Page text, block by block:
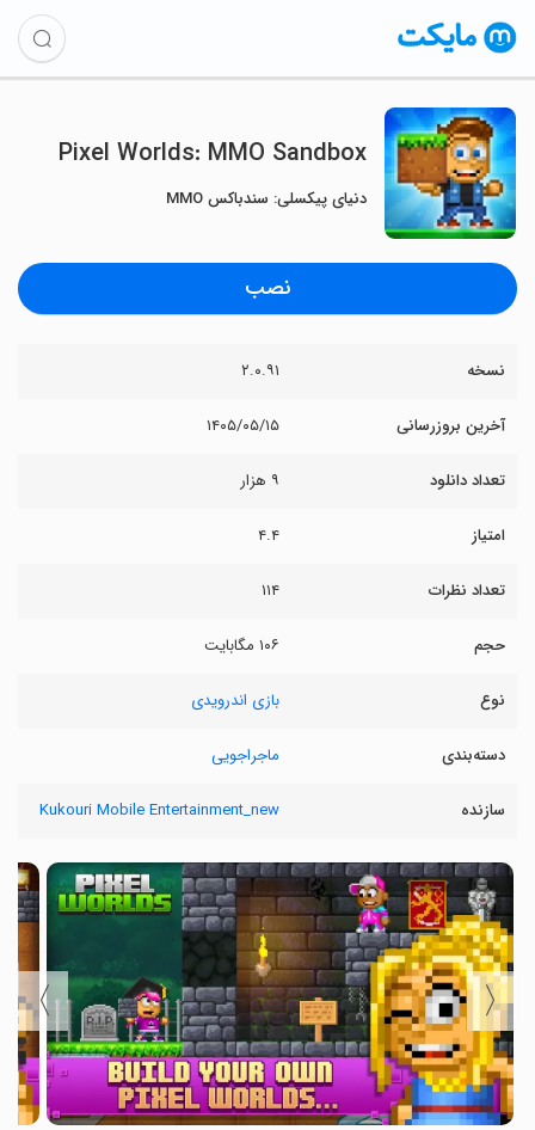
Pixel Worlds: MMO Sandbox
دنیای پیکسلی: سندباکس MMO
نصب
نسخه ۲.۰.۹۱
آخرین بروزرسانی ۱۴۰۵/۰۵/۱۵
تعداد دانلود ۹ هزار
امتیاز ۴.۴
تعداد نظرات ۱۱۴
حجم ۱۰۶ مگابایت
نوع بازی اندرویدی
دسته‌بندی ماجراجویی
سازنده Kukouri Mobile Entertainment_new
〈
〉